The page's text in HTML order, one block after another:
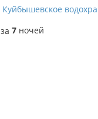
Куйбышевское
7 ночей